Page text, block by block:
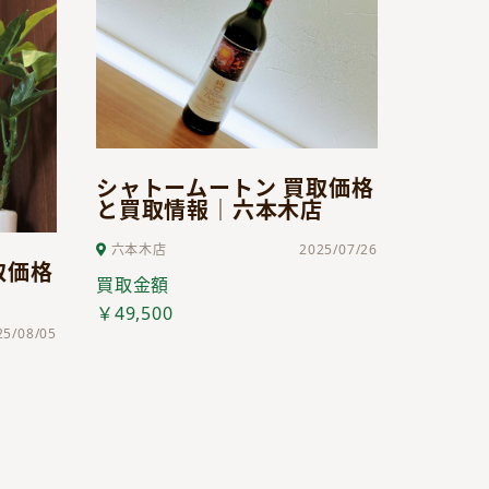
価格
08/05
シャトームートン 買取価格
と買取情報｜六本木店
六本木店 2025/07/26
買取金額
￥49,500